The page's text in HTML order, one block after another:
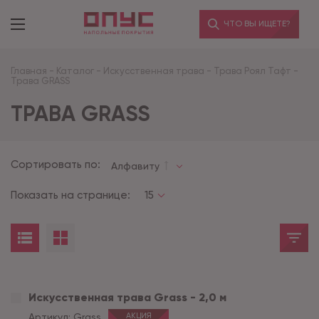
ЧТО ВЫ ИЩЕТЕ?
Главная - Каталог - Искусственная трава - Трава Роял Тафт -
Трава GRASS
ТРАВА GRASS
Сортировать по: Алфавиту
Показать на странице: 15
Искусственная трава Grass - 2,0 м
АКЦИЯ